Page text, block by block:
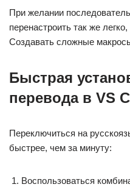
При желании
перенастроить так же
Создавать сложные
Быстрая
перевода в VS
Переключиться на
быстрее, чем за минуту:
Воспользоваться